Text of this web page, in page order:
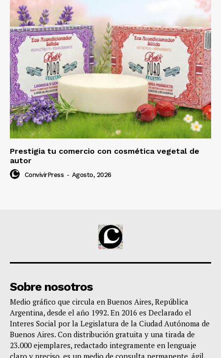
Prestigia tu comercio con cosmética vegetal de
autor
ConvivirPress - Agosto, 2026
Sobre nosotros
Medio gráfico que circula en Buenos Aires, República
Argentina, desde el año 1992. En 2016 es Declarado el
Interes Social por la Legislatura de la Ciudad Autónoma de
Buenos Aires. Con distribución gratuita y una tirada de
23.000 ejemplares, redactado integramente en lenguaje